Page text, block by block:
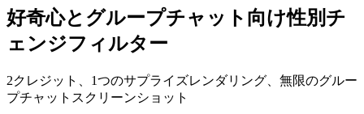
好奇心とグループチャット向け性別チ
ェンジフィルター
2クレジット、1つのサプライズレンダリング、無限のグルー
プチャットスクリーンショット